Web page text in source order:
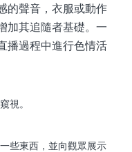
的聲音，衣服或動作
加其追隨者基礎。一
播過程中進行色情活
視。
些東西，並向觀眾展示